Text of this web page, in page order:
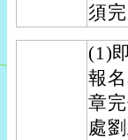
須完
(1)
報
章
處